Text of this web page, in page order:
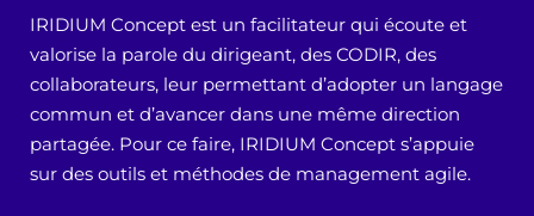
IRIDIUM Concept est un facilitateur qui écoute et
valorise la parole du dirigeant, des CODIR, des
collaborateurs, leur permettant d’adopter un langage
commun et d’avancer dans une même direction
partagée. Pour ce faire, IRIDIUM Concept s’appuie
sur des outils et méthodes de management agile.